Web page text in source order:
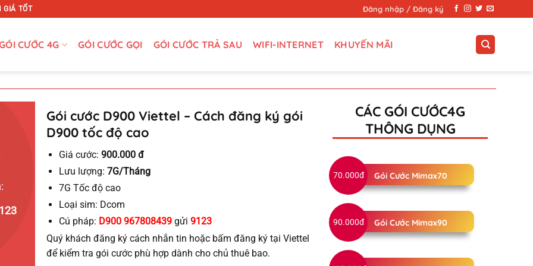
GIÁ TỐT Đăng nhập / Đăng ký
CƯỚC 4G GÓI CƯỚC GỌI GÓI CƯỚC TRẢ SAU WIFI-INTERNET KHUYẾN MÃI
Gói cước D900 Viettel – Cách đăng ký gói
D900 tốc độ cao
Giá cước:900.000 đ
Lưu lượng:7G/Tháng
7G Tốc độ cao
Loại sim: Dcom
Cú pháp: D900 967808439gửi9123
Quý khách đăng ký cách nhắn tin hoặc bấm đăng ký tại Viettel
để kiểm tra gói cước phù hợp dành cho chủ thuê bao.
CÁC GÓI CƯỚC4G
THÔNG DỤNG
70.000đ Gói Cước Mimax70
90.000đ Gói Cước Mimax90